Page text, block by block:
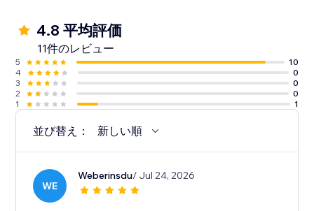
4.8 平均評価
11件のレビュー
5
10
4
0
3
0
2
0
1
1
並び替え： 新しい順
WE
Weberinsdu/ Jul 24, 2026